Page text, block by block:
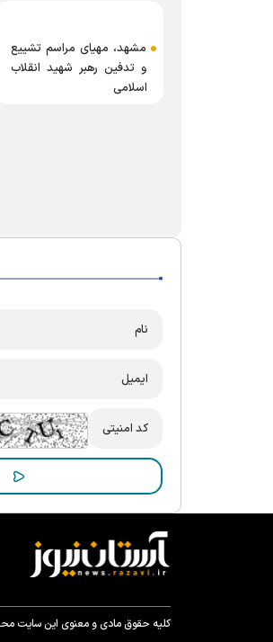
مشهد، مهیای مراسم تشییع
و تدفین رهبر شهید انقلاب
اسلامی
کلیه حقوق مادی و معنوی این سایت